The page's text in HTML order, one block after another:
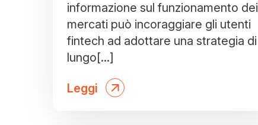
informazione sul funzionamento dei
mercati può incoraggiare gli utenti
fintech ad adottare una strategia di
lungo[...]
Leggi